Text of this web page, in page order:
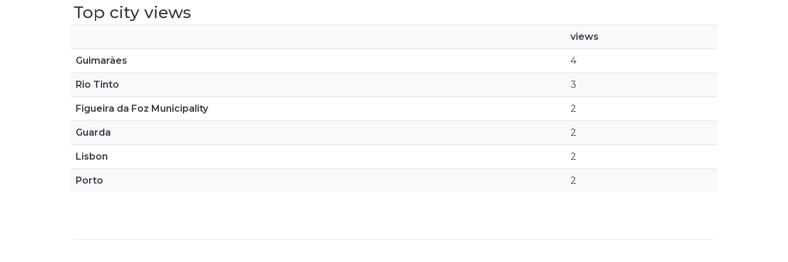
Top city views
views
Guimarães 4
Rio Tinto 3
Figueira da Foz Municipality 2
Guarda 2
Lisbon 2
Porto 2